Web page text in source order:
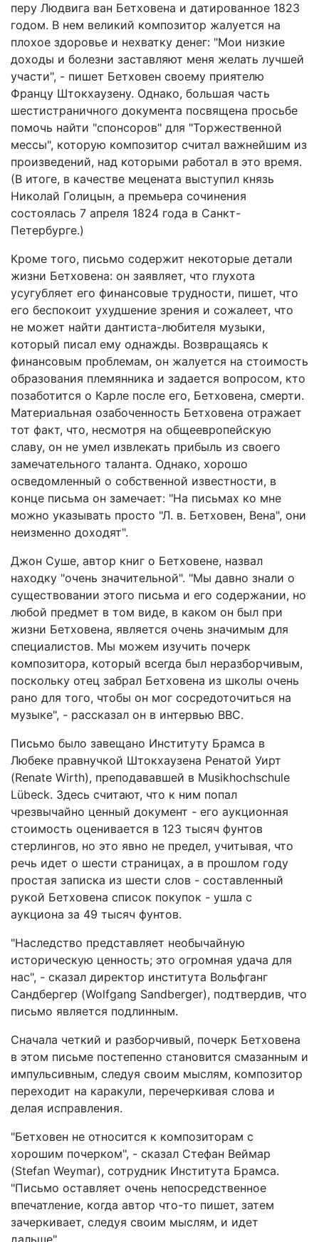
перу Людвига ван Бетховена и датированное 1823
годом. В нем великий композитор жалуется на
плохое здоровье и нехватку денег: "Мои низкие
доходы и болезни заставляют меня желать лучшей
участи", - пишет Бетховен своему приятелю
Францу Штокхаузену. Однако, большая часть
шестистраничного документа посвящена просьбе
помочь найти "спонсоров" для "Торжественной
мессы", которую композитор считал важнейшим из
произведений, над которыми работал в это время.
(В итоге, в качестве мецената выступил князь
Николай Голицын, а премьера сочинения
состоялась 7 апреля 1824 года в Санкт-
Петербурге.)
Кроме того, письмо содержит некоторые детали
жизни Бетховена: он заявляет, что глухота
усугубляет его финансовые трудности, пишет, что
его беспокоит ухудшение зрения и сожалеет, что
не может найти дантиста-любителя музыки,
который писал ему однажды. Возвращаясь к
финансовым проблемам, он жалуется на стоимость
образования племянника и задается вопросом, кто
позаботится о Карле после его, Бетховена, смерти.
Материальная озабоченность Бетховена отражает
тот факт, что, несмотря на общеевропейскую
славу, он не умел извлекать прибыль из своего
замечательного таланта. Однако, хорошо
осведомленный о собственной известности, в
конце письма он замечает: "На письмах ко мне
можно указывать просто "Л. в. Бетховен, Вена", они
неизменно доходят".
Джон Суше, автор книг о Бетховене, назвал
находку "очень значительной". "Мы давно знали о
существовании этого письма и его содержании, но
любой предмет в том виде, в каком он был при
жизни Бетховена, является очень значимым для
специалистов. Мы можем изучить почерк
композитора, который всегда был неразборчивым,
поскольку отец забрал Бетховена из школы очень
рано для того, чтобы он мог сосредоточиться на
музыке", - рассказал он в интервью BBC.
Письмо было завещано Институту Брамса в
Любеке правнучкой Штокхаузена Ренатой Уирт
(Renate Wirth), преподававшей в Musikhochschule
Lübeck. Здесь считают, что к ним попал
чрезвычайно ценный документ - его аукционная
стоимость оценивается в 123 тысяч фунтов
стерлингов, но это явно не предел, учитывая, что
речь идет о шести страницах, а в прошлом году
простая записка из шести слов - составленный
рукой Бетховена список покупок - ушла с
аукциона за 49 тысяч фунтов.
"Наследство представляет необычайную
историческую ценность; это огромная удача для
нас", - сказал директор института Вольфганг
Сандбергер (Wolfgang Sandberger), подтвердив, что
письмо является подлинным.
Сначала четкий и разборчивый, почерк Бетховена
в этом письме постепенно становится смазанным и
импульсивным, следуя своим мыслям, композитор
переходит на каракули, перечеркивая слова и
делая исправления.
"Бетховен не относится к композиторам с
хорошим почерком", - сказал Стефан Веймар
(Stefan Weymar), сотрудник Института Брамса.
"Письмо оставляет очень непосредственное
впечатление, когда автор что-то пишет, затем
зачеркивает, следуя своим мыслям, и идет
дальше".